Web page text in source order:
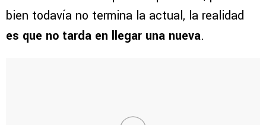
bien todavía no termina la actual, la realidad
es que no tarda en llegar una nueva.